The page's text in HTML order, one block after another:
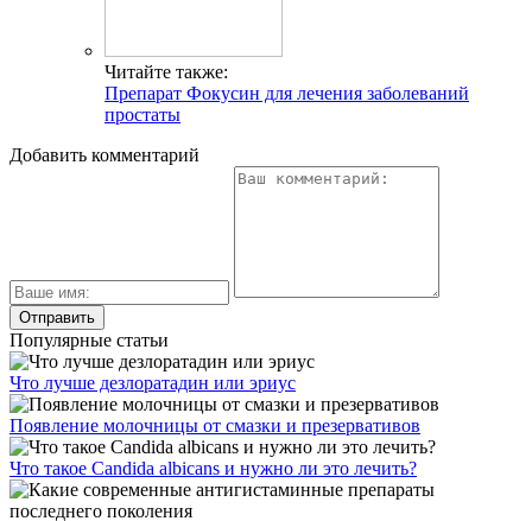
Читайте также:
Препарат Фокусин для лечения заболеваний
простаты
Добавить комментарий
Популярные статьи
Что лучше дезлоратадин или эриус
Появление молочницы от смазки и презервативов
Что такое Candida albicans и нужно ли это лечить?